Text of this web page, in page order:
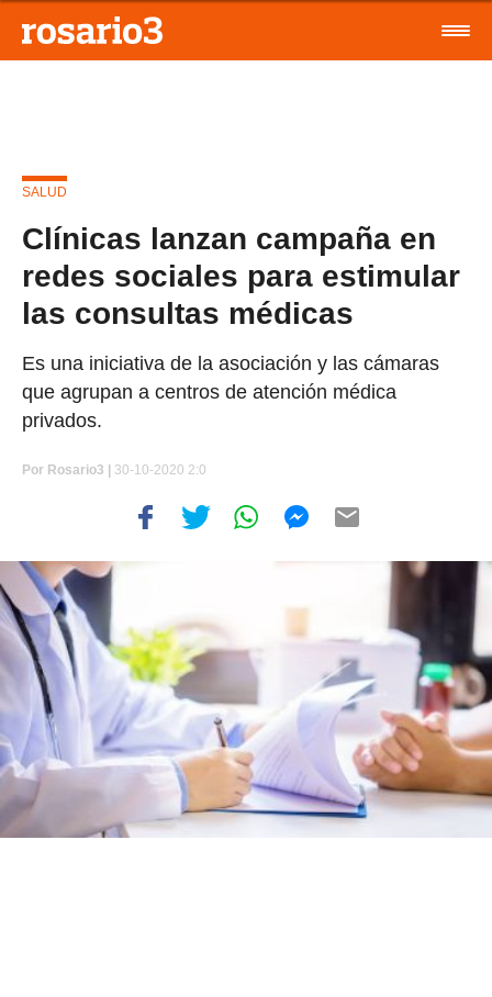
SALUD
Clínicas lanzan campaña en
redes sociales para estimular
las consultas médicas
Es una iniciativa de la asociación y las cámaras
que agrupan a centros de atención médica
privados.
Por Rosario3 | 30-10-2020 2:0